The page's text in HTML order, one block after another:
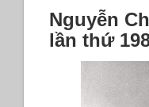
Nguyễn
lần thứ